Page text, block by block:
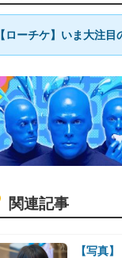
【ローチケ】いま大注
関連記事
【写真